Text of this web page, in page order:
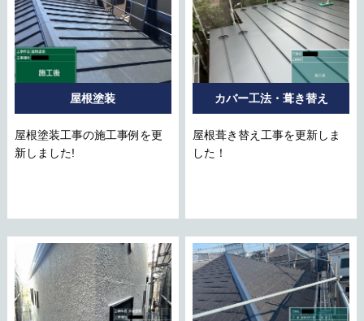
屋根塗装
屋根塗装工事の施工事例を更
新しました!
カバー工法・葺き替え
屋根葺き替え工事を更新しま
した！